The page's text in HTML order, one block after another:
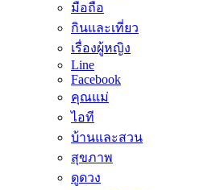
มือถือ
กินและเที่ยว
เรื่องผู้หญิง
Line
Facebook
คุณแม่
ไอที
บ้านและสวน
สุขภาพ
ดูดวง